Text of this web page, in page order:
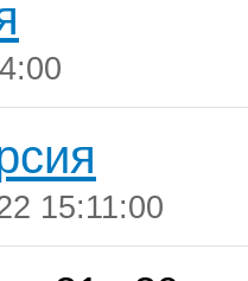
15:11:00